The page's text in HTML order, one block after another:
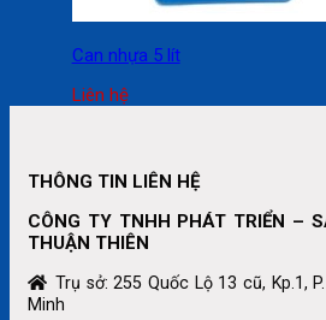
Can nhựa 5 lít
Liên hệ
THÔNG TIN LIÊN HỆ
CÔNG TY TNHH PHÁT TRIỂN –
THUẬN THIÊN
Trụ sở: 255 Quốc Lộ 13 cũ, Kp.1,
Minh